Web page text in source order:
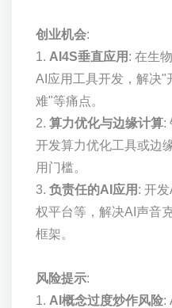
创业机会:
1. AI4S垂直应用 : 在生
AI应用工具开发，解决"
难"等痛点。
2. 算力优化与边缘计算:
开发算力优化工具或边
用门槛。
3. 负责任的AI应用 : 开
权平台等，解决AI声音
框架。
风险提示:
1. AI概念过度炒作风险: